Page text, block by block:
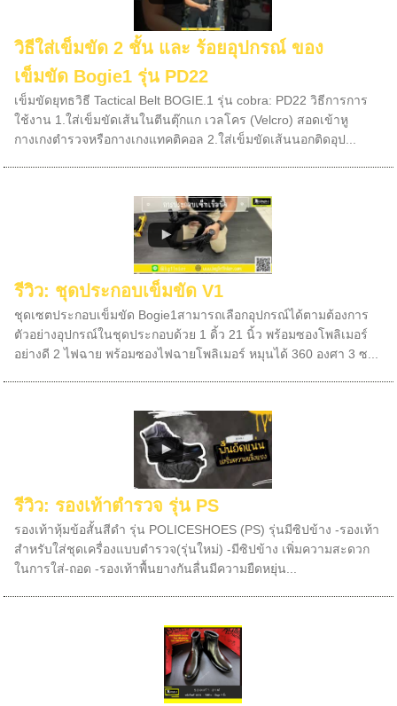
วิธีใส่เข็มขัด 2 ชั้น และ ร้อยอุปกรณ์ ของ
เข็มขัด Bogie1 รุ่น PD22
เข็มขัดยุทธวิธี Tactical Belt BOGIE.1 รุ่น cobra: PD22 วิธีการการ
ใช้งาน 1.ใส่เข็มขัดเส้นในตีนตุ๊กแก เวลโคร (Velcro) สอดเข้าหู
กางเกงตำรวจหรือกางเกงแทคติคอล 2.ใส่เข็มขัดเส้นนอกติดอุป...
รีวิว: ชุดประกอบเข็มขัด V1
ชุดเซตประกอบเข็มขัด Bogie1สามารถเลือกอุปกรณ์ได้ตามต้องการ
ตัวอย่างอุปกรณ์ในชุดประกอบด้วย 1 ดิ้ว 21 นิ้ว พร้อมซองโพลิเมอร์
อย่างดี 2 ไฟฉาย พร้อมซองไฟฉายโพลิเมอร์ หมุนได้ 360 องศา 3 ซ...
รีวิว: รองเท้าตำรวจ รุ่น PS
รองเท้าหุ้มข้อสั้นสีดำ รุ่น POLICESHOES (PS) รุ่นมีซิปข้าง -รองเท้า
สำหรับใส่ชุดเครื่องแบบตำรวจ(รุ่นใหม่) -มีซิปข้าง เพิ่มความสะดวก
ในการใส่-ถอด -รองเท้าพื้นยางกันลื่นมีความยืดหยุ่น...